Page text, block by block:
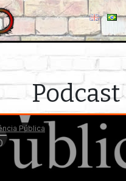
Podcast